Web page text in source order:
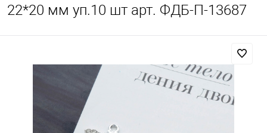
22*20 мм уп.10 шт арт. ФДБ-П-13687